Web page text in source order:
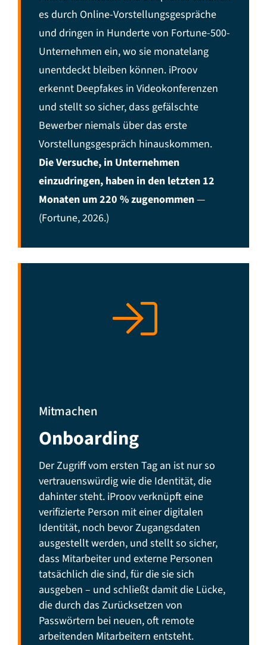
es durch Online-Vorstellungsgespräche
und dringen in Hunderte von Fortune-500-
Unternehmen ein, wo sie monatelang
unentdeckt bleiben können. iProov
erkennt Deepfakes in Videokonferenzen
und stellt so sicher, dass gefälschte
Bewerber niemals über das erste
Vorstellungsgespräch hinauskommen.
Die Versuche, in Unternehmen
einzudringen, haben in den letzten 12
Monaten um 220 % zugenommen—
(Fortune, 2026.)
Mitmachen
Onboarding
Der Zugriff vom ersten Tag an ist nur so
vertrauenswürdig wie die Identität, die
dahinter steht. iProov verknüpft eine
verifizierte Person mit einer digitalen
Identität, noch bevor Zugangsdaten
ausgestellt werden, und stellt so sicher,
dass Mitarbeiter und externe Personen
tatsächlich die sind, für die sie sich
ausgeben – und schließt damit die Lücke,
die durch das Zurücksetzen von
Passwörtern bei neuen, oft remote
arbeitenden Mitarbeitern entsteht.